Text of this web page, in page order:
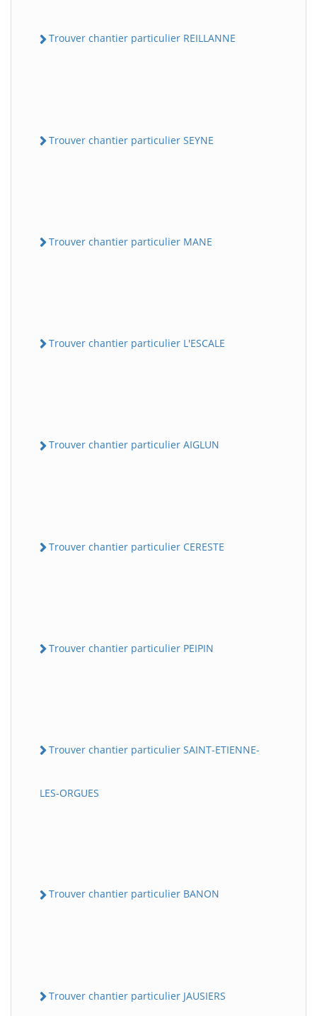
Trouver chantier particulier REILLANNE
Trouver chantier particulier SEYNE
Trouver chantier particulier MANE
Trouver chantier particulier L'ESCALE
Trouver chantier particulier AIGLUN
Trouver chantier particulier CERESTE
Trouver chantier particulier PEIPIN
Trouver chantier particulier SAINT-ETIENNE-
LES-ORGUES
Trouver chantier particulier BANON
Trouver chantier particulier JAUSIERS